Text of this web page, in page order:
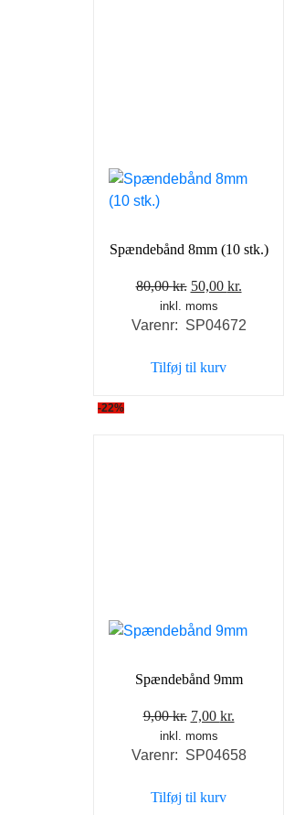
Spændebånd 8mm (10 stk.)
80,00kr. Den
oprindelige
pris
80,00 kr..
50,00 kr.
pris
inkl. moms
Varenr: SP04672
Tilføj til kurv
-22%
Spændebånd 9mm
9,00kr. Den
oprindelige
pris
9,00 kr..
7,00 kr.
pris
inkl. moms
Varenr: SP04658
Tilføj til kurv